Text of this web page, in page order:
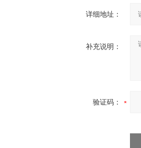
详细地址：
补充说明：
验证码：